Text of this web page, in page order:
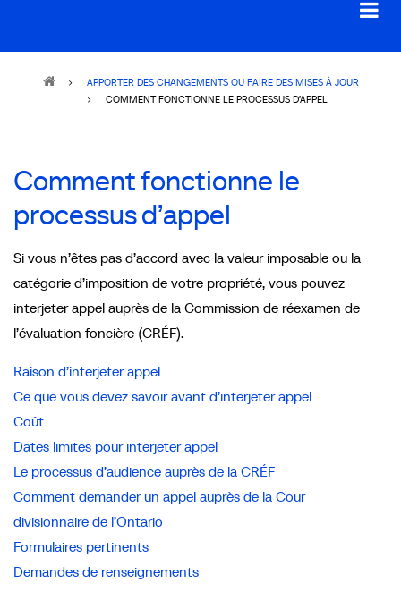
APPORTER DES CHANGEMENTS OU FAIRE DES MISES À JOUR
COMMENT FONCTIONNE LE PROCESSUS D’APPEL
Comment fonctionne le
processus d’appel
Si vous n’êtes pas d’accord avec la valeur imposable ou la
catégorie d’imposition de votre propriété, vous pouvez
interjeter appel auprès de la Commission de réexamen de
l’évaluation foncière (CRÉF).
Raison d’interjeter appel
Ce que vous devez savoir avant d’interjeter appel
Coût
Dates limites pour interjeter appel
Le processus d’audience auprès de la CRÉF
Comment demander un appel auprès de la Cour
divisionnaire de l’Ontario
Formulaires pertinents
Demandes de renseignements